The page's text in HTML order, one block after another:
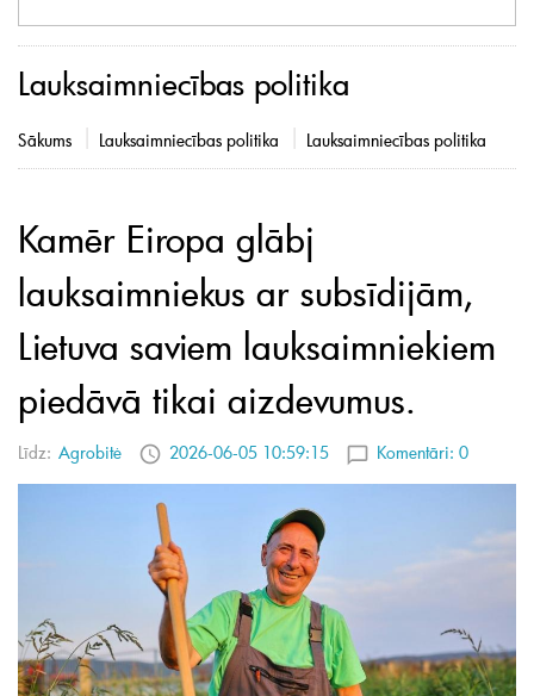
Lauksaimniecības politika
Sākums Lauksaimniecības politika Lauksaimniecības politika
Kamēr Eiropa glābj
lauksaimniekus ar subsīdijām,
Lietuva saviem lauksaimniekiem
piedāvā tikai aizdevumus.
Līdz: Agrobitė 2026-06-05 10:59:15 Komentāri: 0